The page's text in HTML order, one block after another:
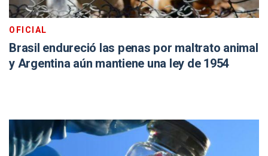
OFICIAL
Brasil endureció las penas por maltrato animal
y Argentina aún mantiene una ley de 1954